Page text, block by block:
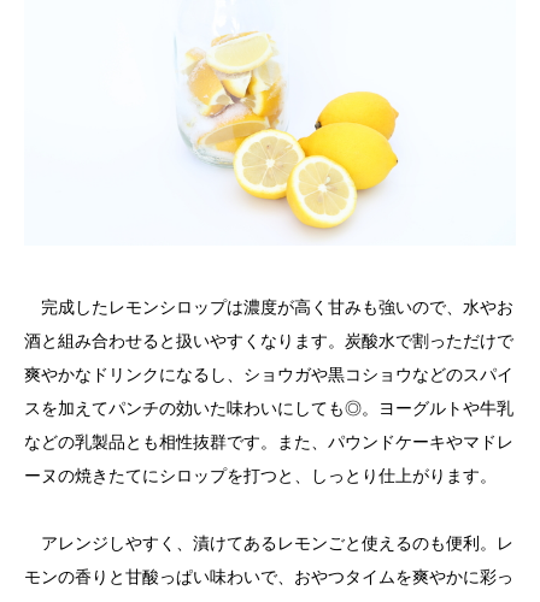
完成したレモンシロップは濃度が高く甘みも強いので、水やお
酒と組み合わせると扱いやすくなります。炭酸水で割っただけで
爽やかなドリンクになるし、ショウガや黒コショウなどのスパイ
スを加えてパンチの効いた味わいにしても◎。ヨーグルトや牛乳
などの乳製品とも相性抜群です。また、パウンドケーキやマドレ
ーヌの焼きたてにシロップを打つと、しっとり仕上がります。
アレンジしやすく、漬けてあるレモンごと使えるのも便利。レ
モンの香りと甘酸っぱい味わいで、おやつタイムを爽やかに彩っ